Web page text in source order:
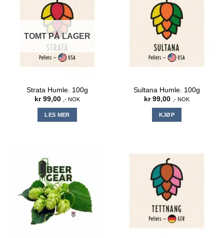
TOMT PÅ LAGER
Strata Humle. 100g
kr99,00 ,- NOK
LES MER
Sultana Humle. 100g
kr99,00 ,- NOK
KJØP